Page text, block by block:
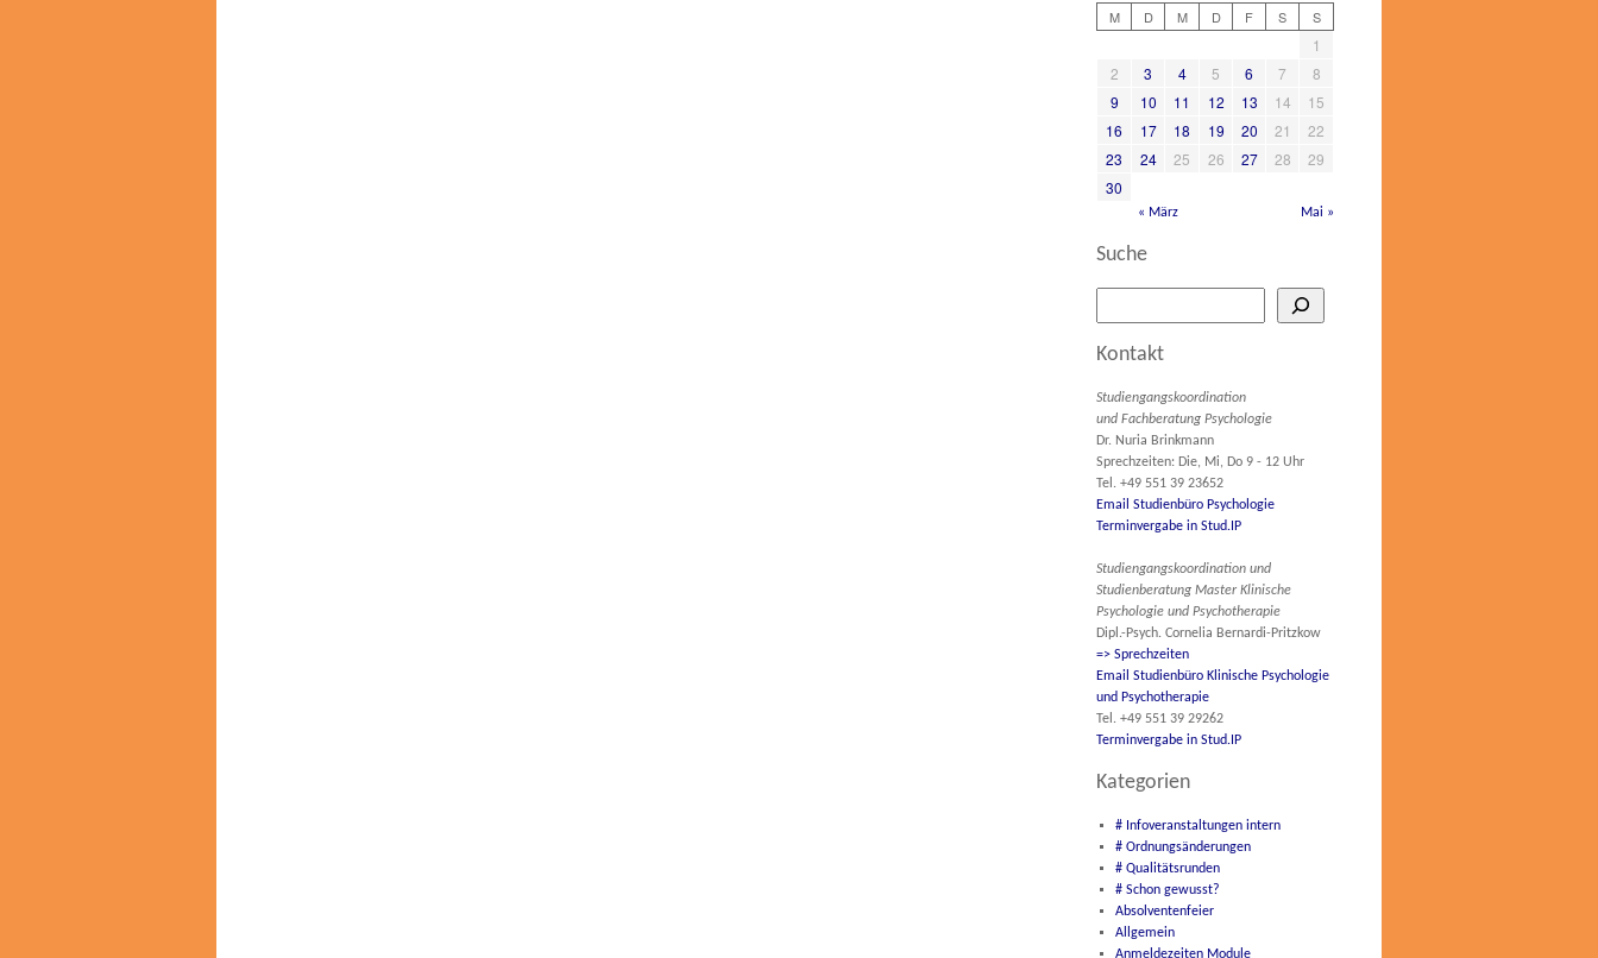
M D M D F S S
1
2
3 4 5 6 7
8
9
10 11 12 13 14
15
16
17 18 19 20 21
22
23
24 25 26 27 28
29
30
« März Mai »
Suche
Kontakt
Studiengangskoordination
und Fachberatung Psychologie
Dr. Nuria Brinkmann
Sprechzeiten: Die, Mi, Do 9 - 12 Uhr
Tel. +49 551 39 23652
Email Studienbüro Psychologie
Terminvergabe in Stud.IP
Studiengangskoordination und
Studienberatung Master Klinische
Psychologie und Psychotherapie
Dipl.-Psych. Cornelia Bernardi-Pritzkow
=> Sprechzeiten
Email Studienbüro Klinische Psychologie
und Psychotherapie
Tel. +49 551 39 29262
Terminvergabe in Stud.IP
Kategorien
# Infoveranstaltungen intern
# Ordnungsänderungen
# Qualitätsrunden
# Schon gewusst?
Absolventenfeier
Allgemein
Anmeldezeiten Module